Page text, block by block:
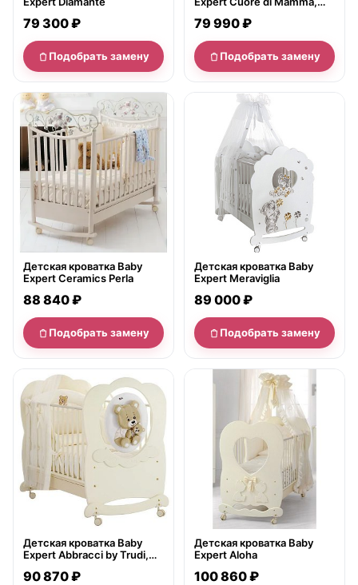
79 300 ₽
Подобрать замену
79 990 ₽
Подобрать замену
нет в продаже
Детская кроватка Baby
Expert Ceramics Perla
88 840 ₽
Подобрать замену
нет в продаже
Детская кроватка Baby
Expert Meraviglia
89 000 ₽
Подобрать замену
нет в продаже
Детская кроватка Baby
Expert Abbracci by Trudi,
90 870 ₽
нет в продаже
Детская кроватка Baby
Expert Aloha
100 860 ₽